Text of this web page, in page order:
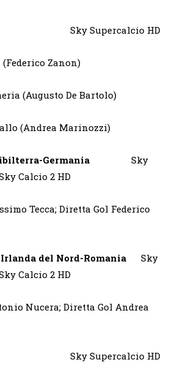
Supercalcio HD
Zanon)
(Augusto De Bartolo)
(Andrea Marinozzi)
Germania Sky
Calcio 2 HD
Tecca; Diretta Gol Federico
Nord-Romania Sky
Calcio 2 HD
Nucera; Diretta Gol Andrea
Supercalcio HD